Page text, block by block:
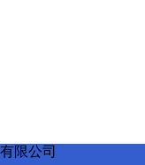
限公司